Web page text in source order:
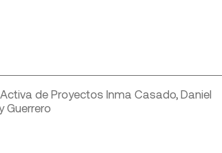
de Proyectos Inma Casado, Daniel
Guerrero